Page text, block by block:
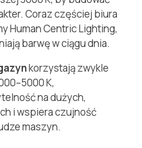
Coraz częściej biura
Human Centric Lighting,
barwę w ciągu dnia.
korzystają zwykle
K,
na dużych,
i wspiera czujność
maszyn.